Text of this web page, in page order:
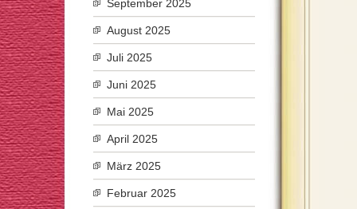
September 2025
August 2025
Juli 2025
Juni 2025
Mai 2025
April 2025
März 2025
Februar 2025